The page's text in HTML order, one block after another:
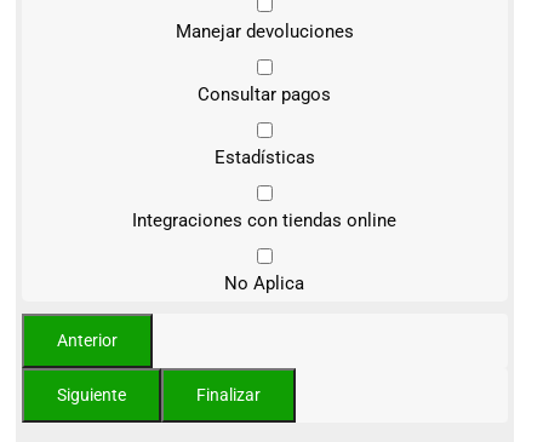
Manejar devoluciones
Consultar pagos
Estadísticas
Integraciones con tiendas online
No Aplica